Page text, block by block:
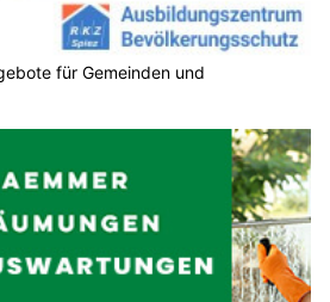
für Gemeinden und